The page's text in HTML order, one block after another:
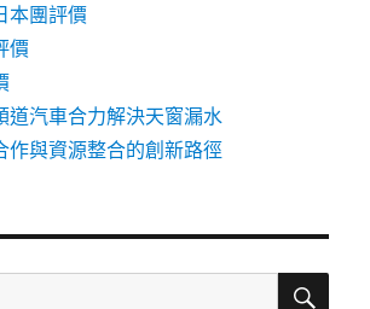
本團評價
價
道汽車合力解決天窗漏水
作與資源整合的創新路徑
搜